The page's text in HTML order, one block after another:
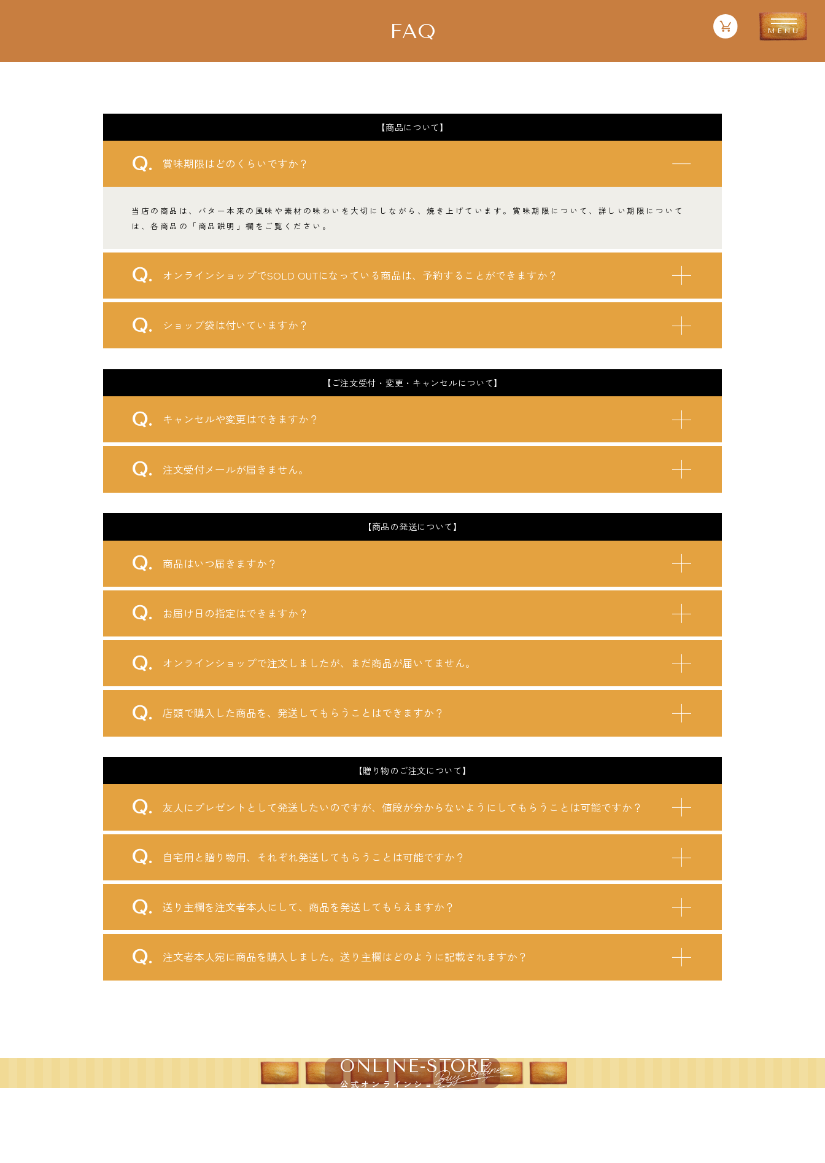
FAQ
【商品について】
賞味期限はどのくらいですか？
当店の商品は、バター本来の風味や素材の味わいを大切にしながら、焼き上げています。賞味期限について、詳しい期限について
は、各商品の「商品説明」欄をご覧ください。
オンラインショップでSOLD OUTになっている商品は、予約することができますか？
ショップ袋は付いていますか？
【ご注文受付・変更・キャンセルについて】
キャンセルや変更はできますか？
注文受付メールが届きません。
【商品の発送について】
商品はいつ届きますか？
お届け日の指定はできますか？
オンラインショップで注文しましたが、まだ商品が届いてません。
店頭で購入した商品を、発送してもらうことはできますか？
【贈り物のご注文について】
友人にプレゼントとして発送したいのですが、 値段が分からないようにしてもらうことは可能ですか？
自宅用と贈り物用、それぞれ発送してもらうことは可能ですか？
送り主欄を注文者本人にして、商品を発送してもらえますか？
注文者本人宛に商品を購入しました。送り主欄はどのように記載されますか？
ONLINE-STORE
公式オンラインショップ